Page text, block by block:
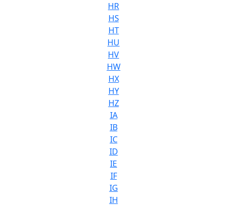
HR
HS
HT
HU
HV
HW
HX
HY
HZ
IA
IB
IC
ID
IE
IF
IG
IH